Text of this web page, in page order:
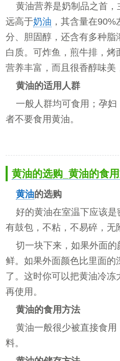
黄油营养是奶制品之首
远高于奶油 ，其含量在
分、胆固醇，还含有多种脂
白质。可炸鱼，煎牛排，烤
营养丰富，而且很香醇味美
黄油的适用人群
一般人群均可食用；孕
者不要食用黄油。
黄油的选购_黄油的食
黄油的选购
好的黄油在室温下应该
有鼓包，不粘，不易碎，无
切一块下来，如果外面
鲜。如果外面颜色比里面
了。这时你可以把黄油冷
再使用。
黄油的食用方法
黄油一般很少被直接食
料。